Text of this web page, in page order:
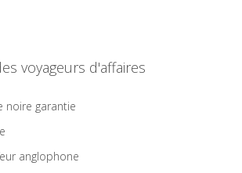
voyageurs d'affaires
noire garantie
anglophone